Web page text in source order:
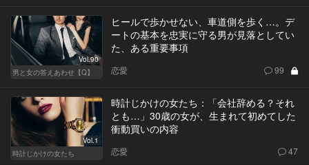
Vol.90
男と女の答えあわせ【Q】
ヒールで歩かせない、車道側を歩く…。デ
ートの基本を忠実に守る男が見落としてい
た、ある重要事項
恋愛 99
Vol.1
時計じかけの女たち
時計じかけの女たち：「会社辞める？それ
とも…」30歳の女が、生まれて初めてした
衝動買いの内容
恋愛 47